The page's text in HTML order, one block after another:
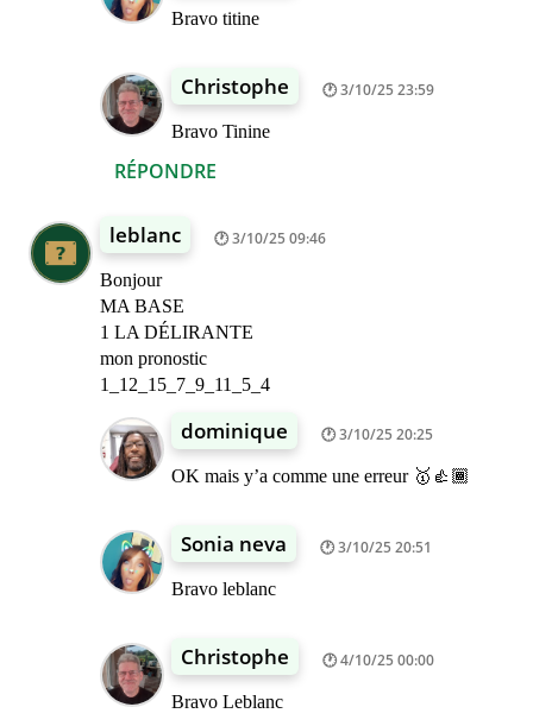
RÉPONDRE
Bravo titine
Christophe 3/10/25 23:59
Bravo Tinine
leblanc 3/10/25 09:46
Bonjour
MA BASE
1 LA DÉLIRANTE
mon pronostic
1_12_15_7_9_11_5_4
dominique 3/10/25 20:25
OK mais y’a comme une erreur 🥇👍🏾
Sonia neva 3/10/25 20:51
Bravo leblanc
Christophe 4/10/25 00:00
Bravo Leblanc